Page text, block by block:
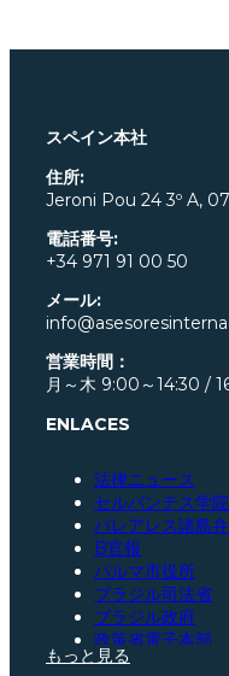
スペイン本社
住所:
Jeroni Pou 24 3º A,
電話番号:
+34 971 91 00 50
メール:
営業時間：
月～木 9:00～14:30 /
ENLACES
法律ニュース
セルバンテス学
バレアレス諸島
B官報
パルマ市役所
ブラジル司法省
ブラジル政府
政策省電子本部
サンパウロ弁護士
もっと見る